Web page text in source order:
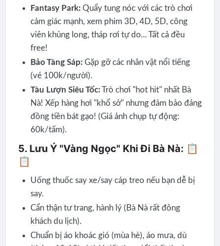
Fantasy Park:Quẩy tung nóc với các trò chơi
cảm giác mạnh, xem phim 3D, 4D, 5D, công
viên khủng long, tháp rơi tự do... Tất cả đều
free!
Bảo Tàng Sáp:Gặp gỡ các nhân vật nổi tiếng
(vé 100k/người).
Tàu Lượn Siêu Tốc:Trò chơi "hot hit" nhất Bà
Nà! Xếp hàng hơi "khổ sở" nhưng đảm bảo đáng
đồng tiền bát gạo! (Giá ảnh chụp tự động:
60k/tấm).
5. Lưu Ý "Vàng Ngọc" Khi Đi Bà Nà: 📋
📋
Uống thuốc say xe/say cáp treo nếu bạn dễ bị
say.
Cẩn thận tư trang, hành lý (Bà Nà rất đông
khách du lịch).
Chuẩn bị áo khoác gió (mùa hè), áo mưa, dù